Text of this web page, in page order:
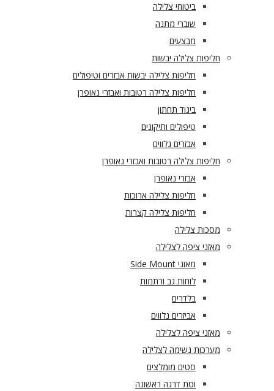
ביטוחי צלילה
שוברי מתנה
מבצעים
חליפות צלילה יבשות
חליפות צלילה יבשות אבזרים וטיפולים
חליפות צלילה רטובות ואבזרי נאופרן
ביגוד תחתון
טיפולים ותיקונים
אבזרים נלווים
חליפות צלילה רטובות ואבזרי נאופרן
אבזרי נאופרן
חליפות צלילה ארוכות
חליפות צלילה קצרות
מסכות צלילה
מאזני ציפה לצלילה
מאזני Side Mount
לוחות גב ורתמות
בלדרים
אביזרים נלווים
מאזני ציפה לצלילה
מערכות נשימה לצלילה
סטים מומלצים
וסת דרגה ראשונה